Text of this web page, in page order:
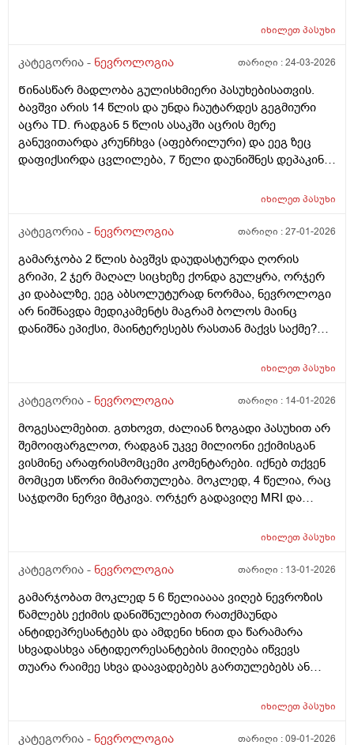
იხილეთპასუხი
კატეგორია - ნევროლოგია თარიღი :24-03-2026
Წინასწარ მადლობა გულისხმიერი პასუხებისათვის.
Ბავშვი არის 14 წლის და უნდა ჩაუტარდეს გეგმიური
აცრა TD. Რადგან 5 წლის ასაკში აცრის მერე
განუვითარდა კრუნჩხვა (აფებრილური) და ეეგ ზეც
დაფიქსირდა ცვლილება, 7 წელი დაუნიშნეს დეპაკინი.
აცრის ჩატარებას. Ნევრილოგმა გაუკეთეთო მაგრამ
ცალკე გავუკეთო ან საერთოდ არა. Თუ დასჭირდა
იხილეთპასუხი
კატეგორია - ნევროლოგია თარიღი :27-01-2026
გამარჯობა 2 წლის ბავშვს დაუდასტურდა ღორის
გრიპი, 2 ჯერ მაღალ სიცხეზე ქონდა გულყრა, ორჯერ
კი დაბალზე, ეეგ აბსოლუტურად ნორმაა, ნევროლოგი
არ ნიშნავდა მედიკამენტს მაგრამ ბოლოს მაინც
დანიშნა ეპიქსი, მაინტერესებს რასთან მაქვს საქმე?
რამდენი ხანი უნდა მიიღოს ეს წამალი. წინანსწარ
იხილეთპასუხი
კატეგორია - ნევროლოგია თარიღი : 14-01-2026
მოგესალმებით. გთხოვთ, ძალიან ზოგადი პასუხით არ
შემოიფარგლოთ, რადგან უკვე მილიონი ექიმისგან
ვისმინე არაფრისმომცემი კომენტარები. იქნებ თქვენ
მომცეთ სწორი მიმართულება. მოკლედ, 4 წელია, რაც
საჯდომი ნერვი მტკივა. ორჯერ გადავიღე MRI და
პროტრუზია (5 მმ) მე-5 მალაზე. ნევროლოგებმა და
deep gluteral syndrome ან phyriformis სინდრომი.
მაგნიტო თერაპიები) შედეგი-0. რეაბილიტოლოგმა
მითხრა, რომ ამას უნდოდა ვარჯიში, რომ საჯდომი
კუნთები გამზრდოდა და ნერვზე დაწოლაც არ
მოხდებაო. დავიწყე პირად ტრენერთან მუშაობა,
ნებისმიერი დატვირთვა მიუარესებს ამ ტკივილებს,
ტკივილი ხერხემლის ქვედა სეგმენტიდან მეწყენა და
ტერფი, მოკლედ მთლიანად ნერვის ჩაყოლებაზე.
იხილეთპასუხი
კატეგორია - ნევროლოგია თარიღი : 13-01-2026
გამარჯობათ მოკლედ 5 6 წელიაააა ვიღებ ნევროზის
წამლებს ექიმის დანიშნულებით რათქმაუნდა
ანტიდეპრესანტებს და ამდენი ხნით და წარამარა
სხვადასხვა ანტიდეორესანტების მიიღება იწვევს
თუარა რაიმეე სხვა დაავადებებს გართულებებს ან
ხოლმე უკვე წამლის შეწყვეტაა რამოდენიმე დღით
დამთხვევააა და მოკლედ რომ მოვრჩები ხოლმე
იხილეთპასუხი
კატეგორია - ნევროლოგია თარიღი :09-01-2026